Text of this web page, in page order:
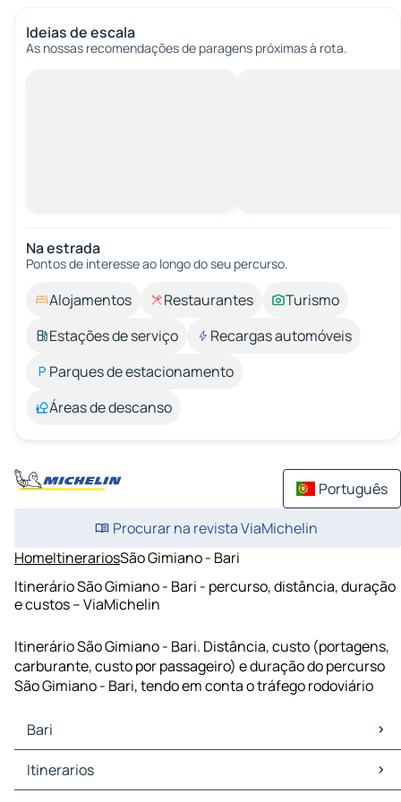
Ideias de escala
As nossas recomendações de paragens próximas à rota.
Na estrada
Pontos de interesse ao longo do seu percurso.
Alojamentos Restaurantes
Turismo
Estações de serviço
Recargas automóveis
Parques de estacionamento
Áreas de descanso
Português
Procurar na revista ViaMichelin
HomeItinerariosSão Gimiano - Bari
Itinerário São Gimiano - Bari - percurso, distância, duração
e custos – ViaMichelin
Itinerário São Gimiano - Bari. Distância, custo (portagens,
carburante, custo por passageiro) e duração do percurso
São Gimiano - Bari, tendo em conta o tráfego rodoviário
Bari
Bari Mapas Plantas
Bari Trafego
Itinerarios